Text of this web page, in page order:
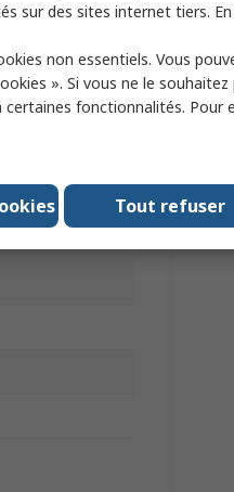
sur des sites internet tiers. En
non essentiels. Vous
». Si vous ne le souhaitez
certaines fonctionnalités. Pour
Tout refuser